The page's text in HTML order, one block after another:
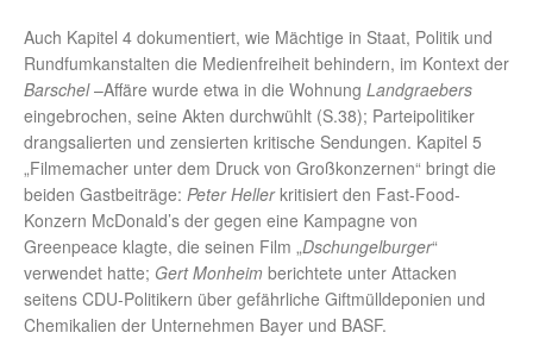
Auch Kapitel 4 dokumentiert, wie Mächtige in Staat, Politik und
Rundfumkanstalten die Medienfreiheit behindern, im Kontext der
Barschel–Affäre wurde etwa in die Wohnung Landgraebers
eingebrochen, seine Akten durchwühlt (S.38); Parteipolitiker
drangsalierten und zensierten kritische Sendungen. Kapitel 5
„Filmemacher unter dem Druck von Großkonzernen“ bringt die
beiden Gastbeiträge: Peter Hellerkritisiert den Fast-Food-
Konzern McDonald’s der gegen eine Kampagne von
Greenpeace klagte, die seinen Film „Dschungelburger“
verwendet hatte; Gert Monheim berichtete unter Attacken
seitens CDU-Politikern über gefährliche Giftmülldeponien und
Chemikalien der Unternehmen Bayer und BASF.